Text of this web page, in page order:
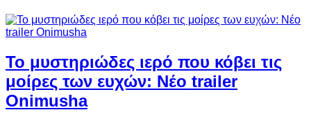
Το μυστηριώδες ιερό που κόβει τις
μοίρες των ευχών: Νέο trailer
Onimusha